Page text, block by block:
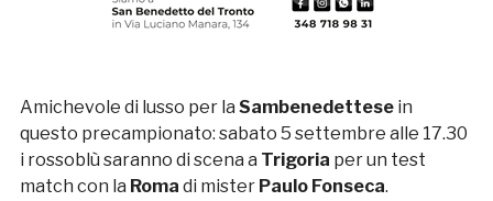
Amichevole di lusso per la Sambenedettese in
questo precampionato: sabato 5 settembre alle 17.30
i rossoblù saranno di scena a Trigoria per un test
match con la Roma di mister Paulo Fonseca.